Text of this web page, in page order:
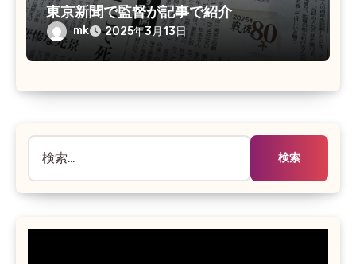
東京新聞で監督が記事で紹介
mk 2025年3月13日